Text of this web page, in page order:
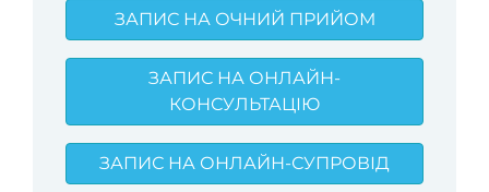
ЗАПИС НА ОЧНИЙ ПРИЙОМ
ЗАПИС НА ОНЛАЙН-
КОНСУЛЬТАЦІЮ
ЗАПИС НА ОНЛАЙН-СУПРОВІД